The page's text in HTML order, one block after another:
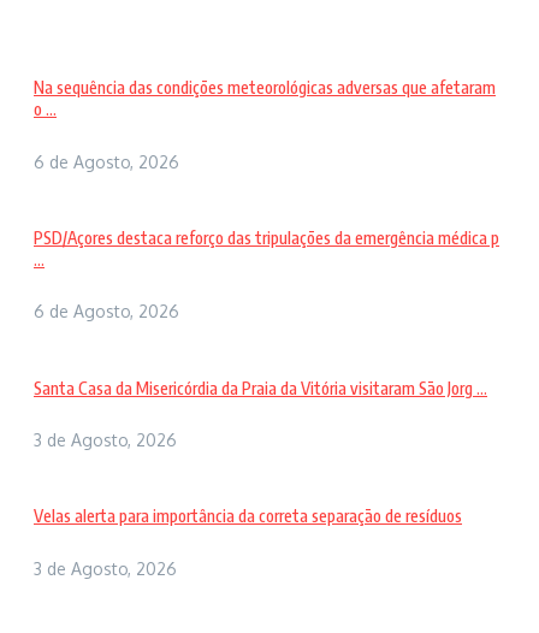
Na sequência das condições meteorológicas adversas que afetaram
o ...
6 de Agosto, 2026
PSD/Açores destaca reforço das tripulações da emergência médica p
...
6 de Agosto, 2026
Santa Casa da Misericórdia da Praia da Vitória visitaram São Jorg ...
3 de Agosto, 2026
Velas alerta para importância da correta separação de resíduos
3 de Agosto, 2026